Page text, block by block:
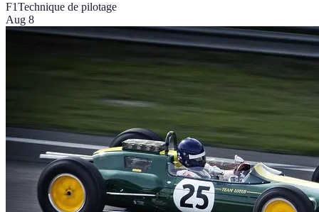
F1Technique de pilotage
Aug 8